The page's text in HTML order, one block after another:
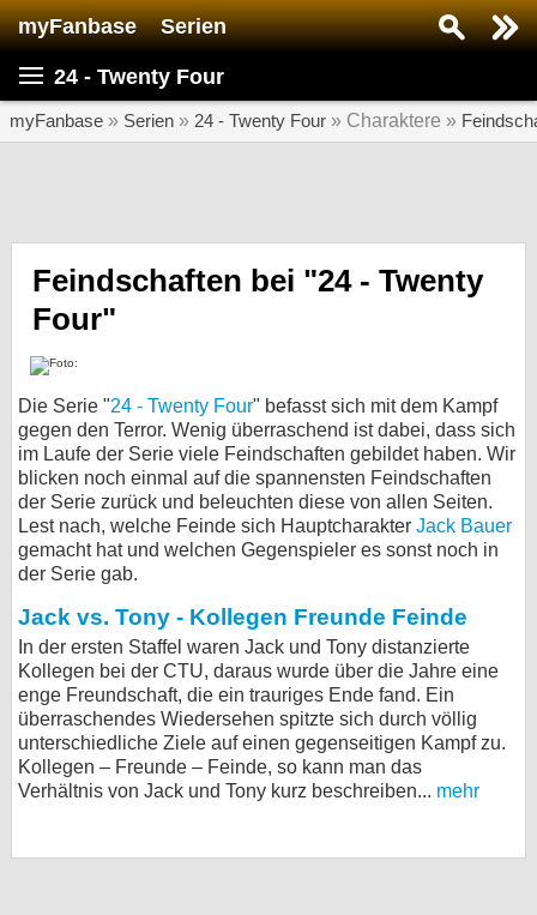
myFanbase Serien
24 - Twenty Four
myFanbase » Serien » 24 - Twenty Four » Charaktere »
Feindschaften bei "24 - Twenty
Four"
Die Serie "24 - Twenty Four" befasst sich mit dem Kampf
gegen den Terror. Wenig überraschend ist dabei, dass sich
im Laufe der Serie viele Feindschaften gebildet haben. Wir
blicken noch einmal auf die spannensten Feindschaften
der Serie zurück und beleuchten diese von allen Seiten.
Lest nach, welche Feinde sich Hauptcharakter Jack Bauer
gemacht hat und welchen Gegenspieler es sonst noch in
der Serie gab.
Jack vs. Tony - Kollegen Freunde Feinde
In der ersten Staffel waren Jack und Tony distanzierte
Kollegen bei der CTU, daraus wurde über die Jahre eine
enge Freundschaft, die ein trauriges Ende fand. Ein
überraschendes Wiedersehen spitzte sich durch völlig
unterschiedliche Ziele auf einen gegenseitigen Kampf zu.
Kollegen – Freunde – Feinde, so kann man das
Verhältnis von Jack und Tony kurz beschreiben... mehr
Serie suchen...
SERIEN
SERVICE
Gewinnspiele
Forum
bei Facebook
Kontakt
Nutzungsbedingungen
Datenschutz
Cookie-Einstellungen